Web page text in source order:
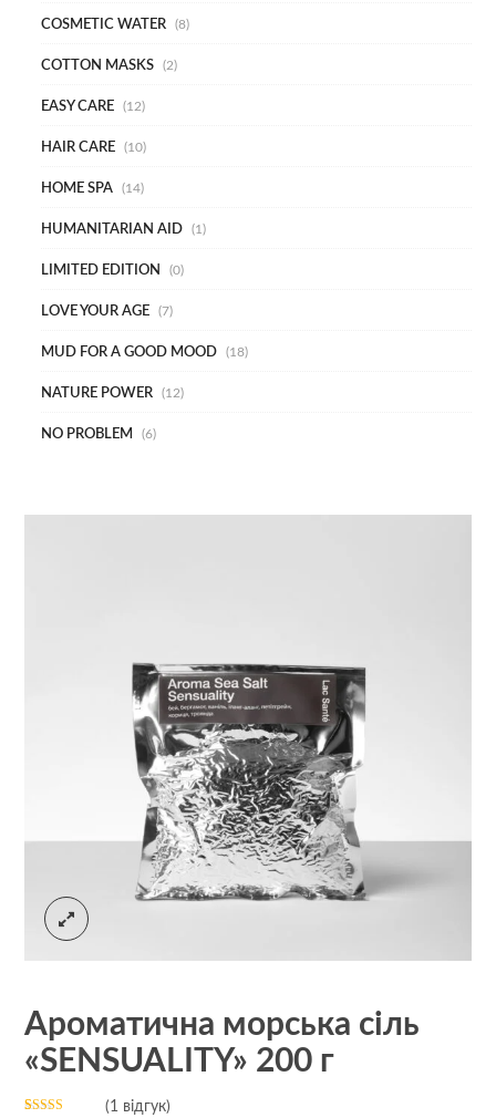
Ароматична морська сіль
«SENSUALITY» 200 г
(1 відгук)
COSMETIC WATER 8
COTTON MASKS 2
EASY CARE 12
HAIR CARE 10
HOME SPA 14
HUMANITARIAN AID 1
LIMITED EDITION 0
LOVE YOUR AGE 7
MUD FOR A GOOD MOOD 18
NATURE POWER 12
NO PROBLEM 6